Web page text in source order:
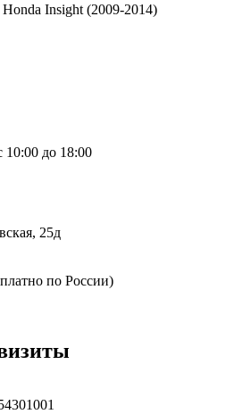
Insight (2009-2014)
до 18:00
25д
по России)